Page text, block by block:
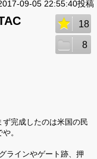
09-05 22:55:40投稿
18
8
完成したのは米国の民
。
ラインやゲート跡、押